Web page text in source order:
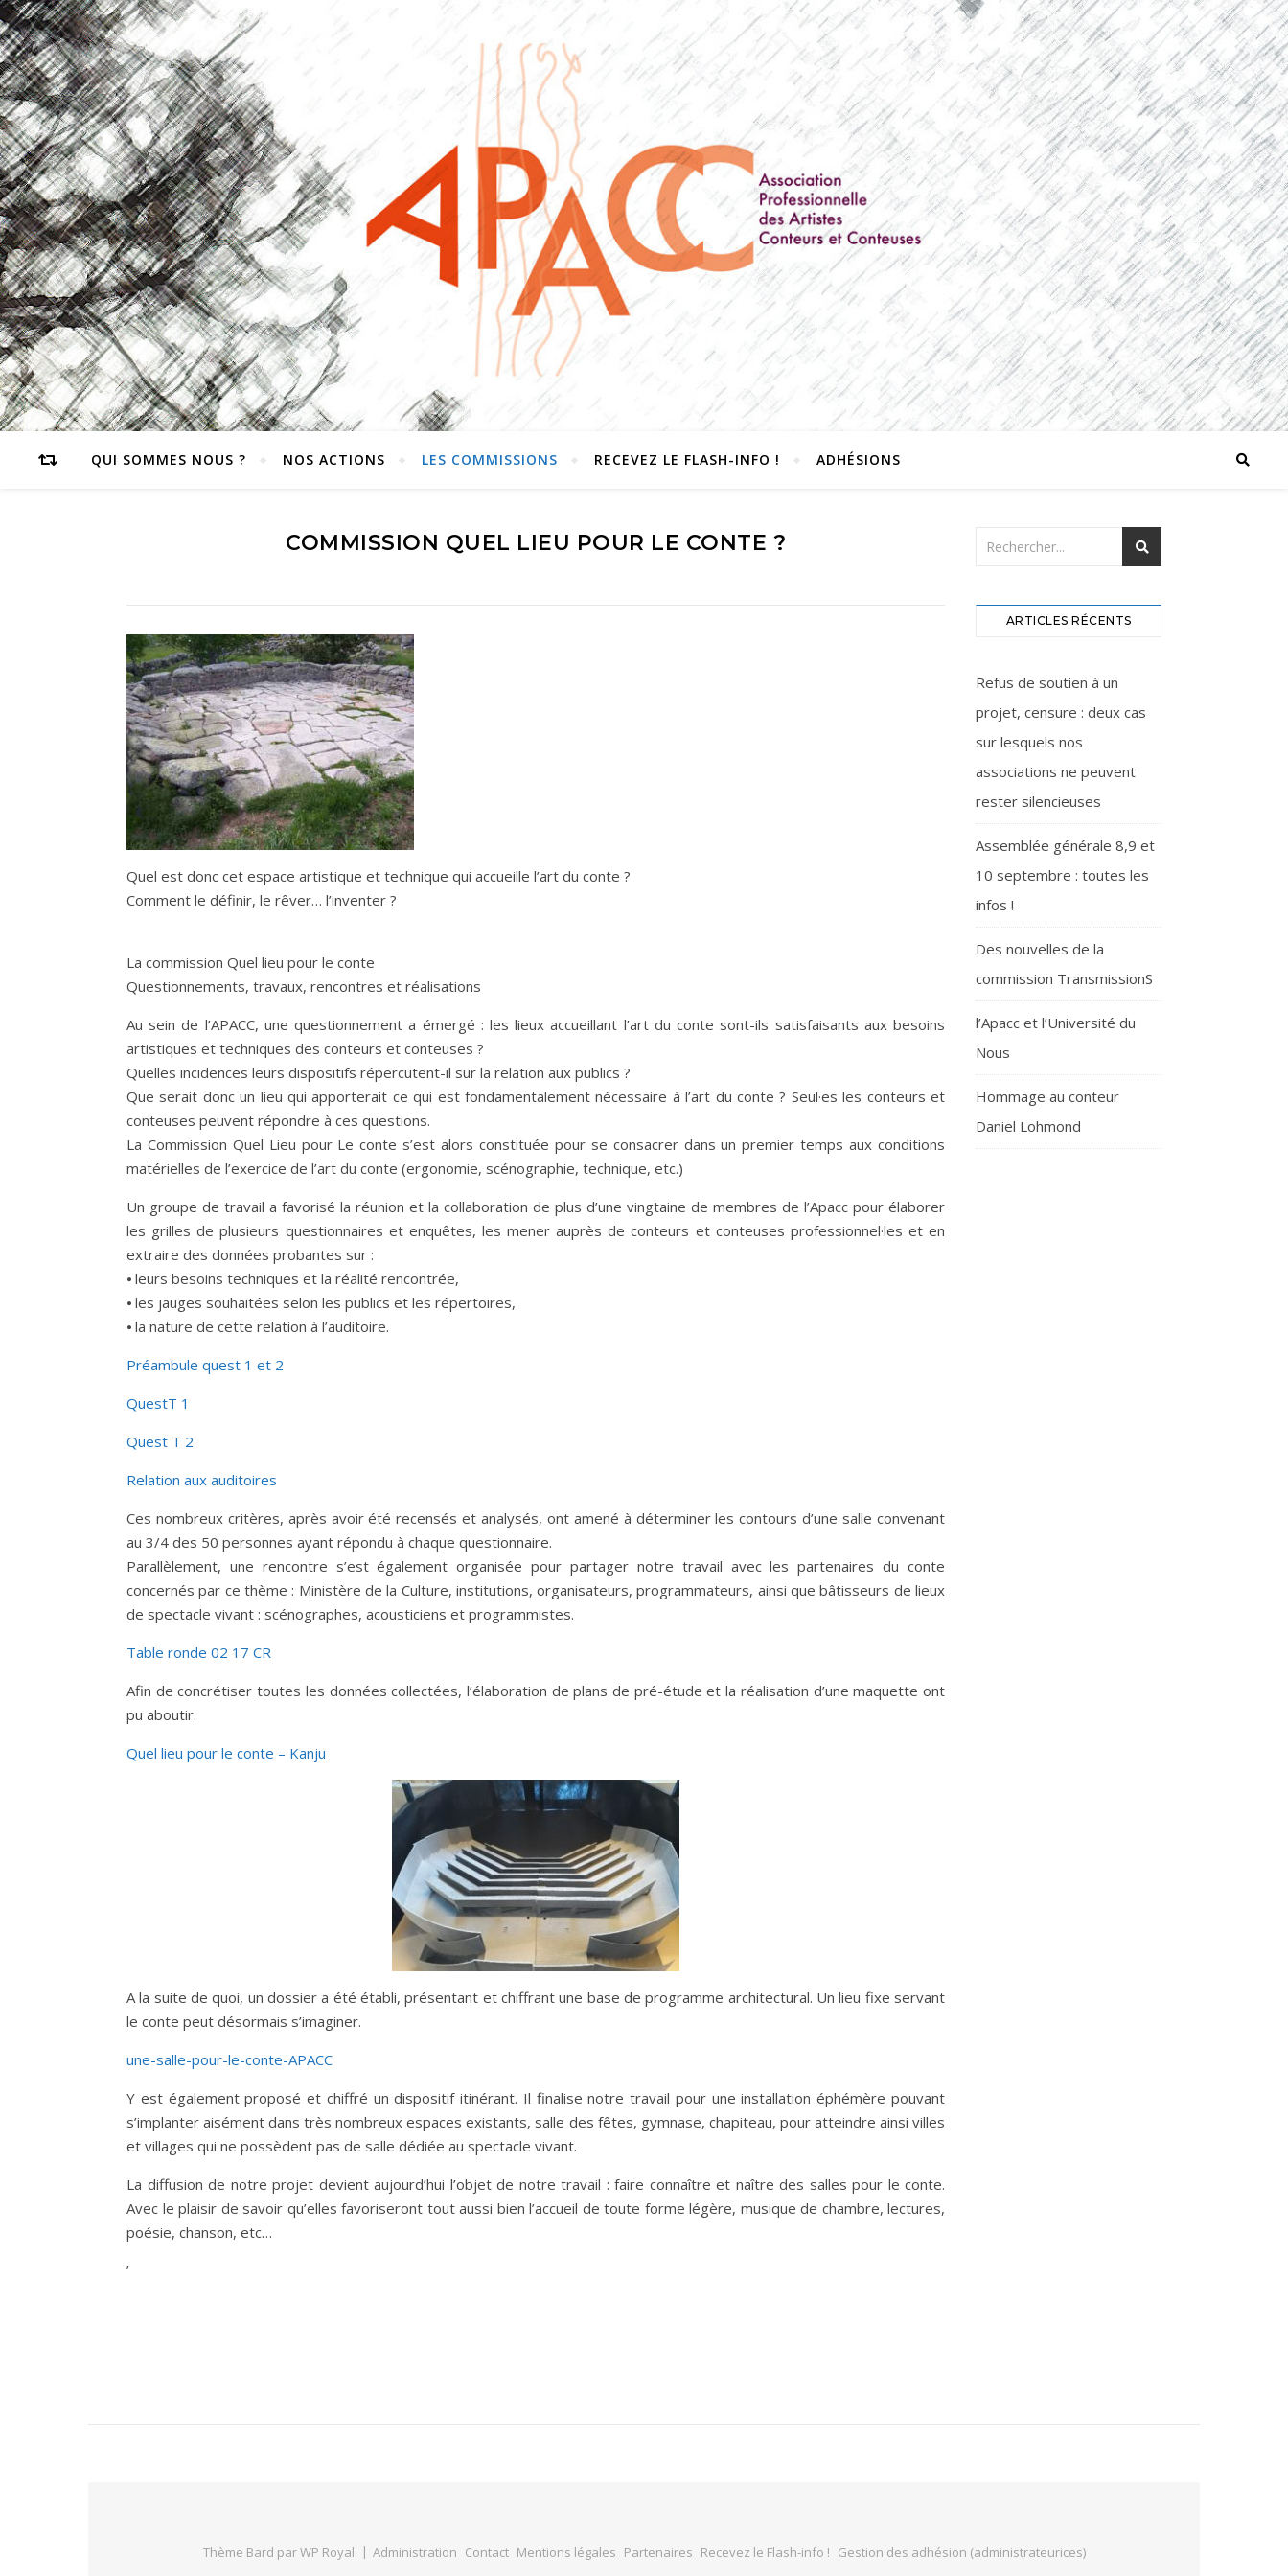
QUI SOMMES NOUS ? NOS ACTIONS LES COMMISSIONS RECEVEZ LE FLASH-INFO ! ADHÉSIONS
COMMISSION QUEL LIEU POUR LE CONTE ?
Quel est donc cet espace artistique et technique qui accueille l’art du conte ?
Comment le définir, le rêver… l’inventer ?
La commission Quel lieu pour le conte
Questionnements, travaux, rencontres et réalisations
Au sein de l’APACC, une questionnement a émergé : les lieux accueillant l’art du conte sont-ils satisfaisants aux besoins
artistiques et techniques des conteurs et conteuses ?
Quelles incidences leurs dispositifs répercutent-il sur la relation aux publics ?
Que serait donc un lieu qui apporterait ce qui est fondamentalement nécessaire à l’art du conte ? Seul·es les conteurs et
conteuses peuvent répondre à ces questions.
La Commission Quel Lieu pour Le conte s’est alors constituée pour se consacrer dans un premier temps aux conditions
matérielles de l’exercice de l’art du conte (ergonomie, scénographie, technique, etc.)
Un groupe de travail a favorisé la réunion et la collaboration de plus d’une vingtaine de membres de l’Apacc pour élaborer
les grilles de plusieurs questionnaires et enquêtes, les mener auprès de conteurs et conteuses professionnel·les et en
extraire des données probantes sur :
⦁ leurs besoins techniques et la réalité rencontrée,
⦁ les jauges souhaitées selon les publics et les répertoires,
⦁ la nature de cette relation à l’auditoire.
Préambule quest 1 et 2
QuestT 1
Quest T 2
Relation aux auditoires
Ces nombreux critères, après avoir été recensés et analysés, ont amené à déterminer les contours d’une salle convenant
au 3/4 des 50 personnes ayant répondu à chaque questionnaire.
Parallèlement, une rencontre s’est également organisée pour partager notre travail avec les partenaires du conte
concernés par ce thème : Ministère de la Culture, institutions, organisateurs, programmateurs, ainsi que bâtisseurs de lieux
de spectacle vivant : scénographes, acousticiens et programmistes.
Table ronde 02 17 CR
Afin de concrétiser toutes les données collectées, l’élaboration de plans de pré-étude et la réalisation d’une maquette ont
pu aboutir.
Quel lieu pour le conte – Kanju
A la suite de quoi, un dossier a été établi, présentant et chiffrant une base de programme architectural. Un lieu fixe servant
le conte peut désormais s’imaginer.
une-salle-pour-le-conte-APACC
Y est également proposé et chiffré un dispositif itinérant. Il finalise notre travail pour une installation éphémère pouvant
s’implanter aisément dans très nombreux espaces existants, salle des fêtes, gymnase, chapiteau, pour atteindre ainsi villes
et villages qui ne possèdent pas de salle dédiée au spectacle vivant.
La diffusion de notre projet devient aujourd’hui l’objet de notre travail : faire connaître et naître des salles pour le conte.
Avec le plaisir de savoir qu’elles favoriseront tout aussi bien l’accueil de toute forme légère, musique de chambre, lectures,
poésie, chanson, etc…
’
ARTICLES RÉCENTS
Refus de soutien à un
projet, censure : deux cas
sur lesquels nos
associations ne peuvent
rester silencieuses
Assemblée générale 8,9 et
10 septembre : toutes les
infos !
Des nouvelles de la
commission TransmissionS
l’Apacc et l’Université du
Nous
Hommage au conteur
Daniel Lohmond
Thème Bard parWP Royal. Administration Contact Mentions légales Partenaires Recevez le Flash-info ! Gestion des adhésion (administrateurices)